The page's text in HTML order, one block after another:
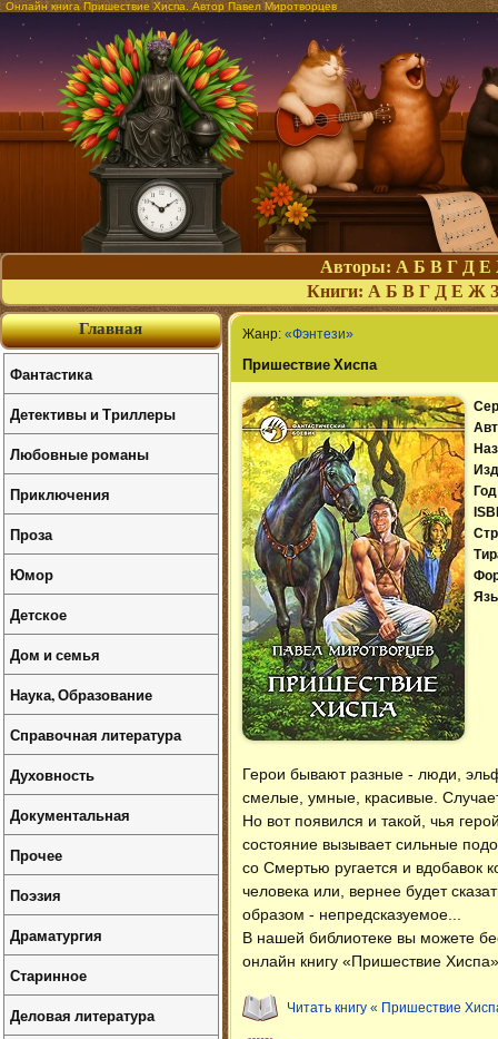
Онлайн книга Пришествие Хиспа. Автор Павел Миротворцев
Авторы: А Б В Г Д Е
Книги: А Б В Г Д Е Ж З
Жанр: «Фэнтези»
Пришествие Хиспа
Герои бывают разные - люди,
смелые, умные, красивые.
Но вот появился и такой, чья
состояние вызывает сильные
со Смертью ругается и вдобавок
человека или, вернее будет
образом - непредсказуемое...
В нашей библиотеке вы можете
онлайн книгу «Пришествие
Читать книгу « Пришествие
Главная
Фантастика
Детективы и Триллеры
Любовные романы
Приключения
Проза
Юмор
Детское
Дом и семья
Наука, Образование
Справочная литература
Духовность
Документальная
Прочее
Поэзия
Драматургия
Старинное
Деловая литература